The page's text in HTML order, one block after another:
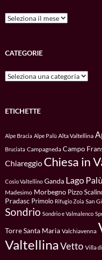
Archivio
CATEGORIE
Categorie
ETICHETTE
Alpe Bracia Alpe Palù Alta Valtellina
Bruciata Campagneda Campo
Chiareggio Chiesa in
Cosio Valtellino Ganda Lago Palù
Madesimo Morbegno Pizzo
Pradasc Primolo Rifugio Zoia San
Sondrio Sondrio e Valmalenco
Torre Santa Maria Valchiavenna
ValtellinaVetto Villa